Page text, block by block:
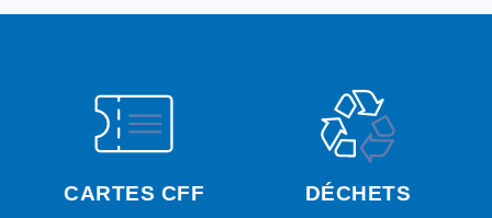
CARTES CFF DÉCHETS